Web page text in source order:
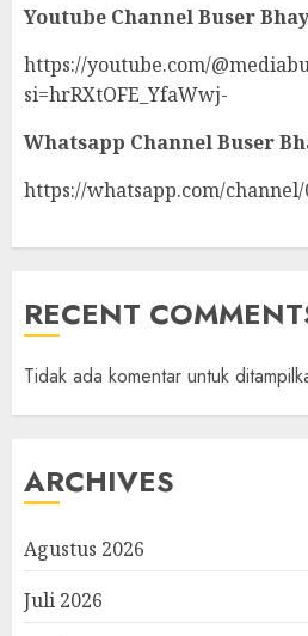
Youtube ChannelBuser
https://youtube.com/
si=hrRXtOFE_YfaWwj-
Whatsapp ChannelBuser
https://whatsapp.com/channel/
RECENT
Tidak ada komentar untuk
ARCHIVES
Agustus 2026
Juli 2026